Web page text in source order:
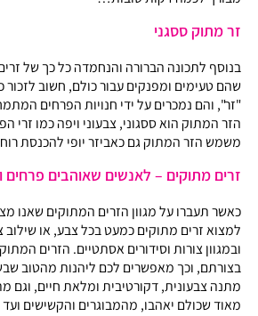
זר מתוק ססגני
בנוסף לתכונה הברורה והנחמדה כל כך של
שהם טעימים ומפנקים עבור כולם, חשוב
"זר", והם נמכרים על ידי חנויות הפרחים
הזר המתוק הוא ססגוני, צבעוני ויפה כמו זרי
משמש הזר המתוק גם כאביזר יופי להכנסת רוח
זרים מתוקים – לאנשים שאוהבים פרחים
כאשר תעברו על מגוון הזרים המתוקים שאנו
למצוא זרים מתוקים כמעט בכל צבע, או
ובמגוון צורות וסידורים אסתטיים. הזרים
בצורתם, וכך מאפשרים לכם ליהנות מהטוב
מתנה צבעונית, דקורטיבית ומלאת חיים, וגם
מאוד שכולם יאהבו, מהמבוגרים והקשישים